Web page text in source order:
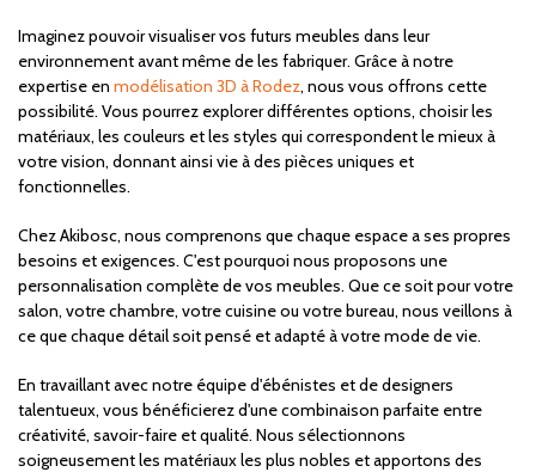
Imaginez pouvoir visualiser vos futurs meubles dans leur
environnement avant même de les fabriquer. Grâce à notre
expertise en modélisation 3D à Rodez, nous vous offrons cette
possibilité. Vous pourrez explorer différentes options, choisir les
matériaux, les couleurs et les styles qui correspondent le mieux à
votre vision, donnant ainsi vie à des pièces uniques et
fonctionnelles.
Chez Akibosc, nous comprenons que chaque espace a ses propres
besoins et exigences. C'est pourquoi nous proposons une
personnalisation complète de vos meubles. Que ce soit pour votre
salon, votre chambre, votre cuisine ou votre bureau, nous veillons à
ce que chaque détail soit pensé et adapté à votre mode de vie.
En travaillant avec notre équipe d'ébénistes et de designers
talentueux, vous bénéficierez d'une combinaison parfaite entre
créativité, savoir-faire et qualité. Nous sélectionnons
soigneusement les matériaux les plus nobles et apportons des